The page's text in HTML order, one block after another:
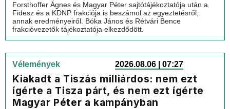
Forsthoffer Ágnes és Magyar Péter sajtótájékoztatója után a
Fidesz és a KDNP frakciója is beszámol az egyeztetésről,
annak eredményeiről. Bóka János és Rétvári Bence
frakcióvezetők tájékoztatója elkezdődött.
Vélemények 2026.08.06 | 07:27
Kiakadt a Tiszás milliárdos: nem ezt
ígérte a Tisza párt, és nem ezt ígérte
Magyar Péter a kampányban